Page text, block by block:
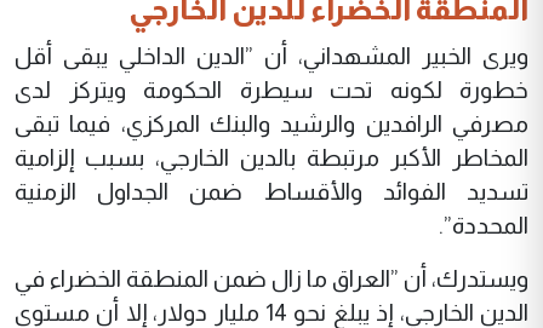
المنطقة الخضراء للدين الخارجي
ويرى الخبير المشهداني، أن ”الدين الداخلي يبقى أقل
خطورة لكونه تحت سيطرة الحكومة ويتركز لدى
مصرفي الرافدين والرشيد والبنك المركزي، فيما تبقى
المخاطر الأكبر مرتبطة بالدين الخارجي، بسبب إلزامية
تسديد الفوائد والأقساط ضمن الجداول الزمنية
المحددة”.
ويستدرك، أن ”العراق ما زال ضمن المنطقة الخضراء في
الدين الخارجي، إذ يبلغ نحو 14 مليار دولار، إلا أن مستوى